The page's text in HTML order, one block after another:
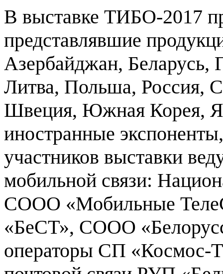
В выставке ТИБО-2017
представлявшие
Азербайджан, Беларусь,
Литва, Польша, Россия,
Швеция, Южная Корея,
иностранные
участников выставки
мобильной связи:
СООО «Мобильные
«БеСТ», СООО
операторы СП